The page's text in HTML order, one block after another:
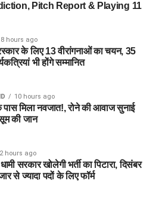
Pitch Report & Playing 11
8 hours ago
के लिए 13 वीरांगनाओं का चयन, 35
भी होंगे सम्मानित
10 hours ago
मिला नवजात!, रोने की आवाज सुनाई
की जान
hours ago
सरकार खोलेगी भर्ती का पिटारा, दिसंबर
से ज्यादा पदों के लिए फॉर्म